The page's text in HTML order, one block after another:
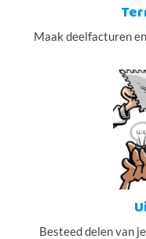
Maak deelfacturen
Besteed delen van